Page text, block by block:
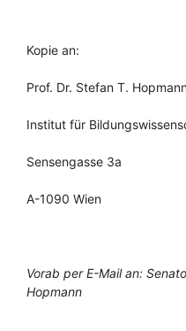
Kopie an:
Prof. Dr. Stefan T.
Institut für
Sensengasse 3a
A-1090 Wien
Vorab per E-Mail an:
Hopmann